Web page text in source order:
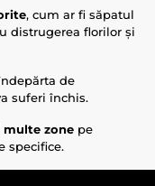
, cum ar fi săpatul
distrugerea florilor și
de
suferi închis.
multe zone pe
specifice.